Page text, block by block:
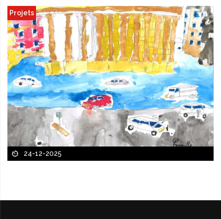
Projets
L’eau à Nîmes
24-12-2025